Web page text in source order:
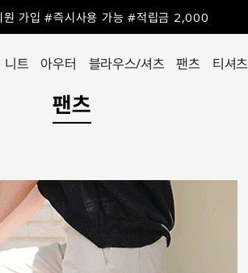
가입 #즉시사용 가능 #적립금 2,000
니트 아우터 블라우스/셔츠 팬츠 티셔츠
팬츠